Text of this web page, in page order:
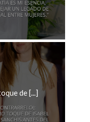
de [...]